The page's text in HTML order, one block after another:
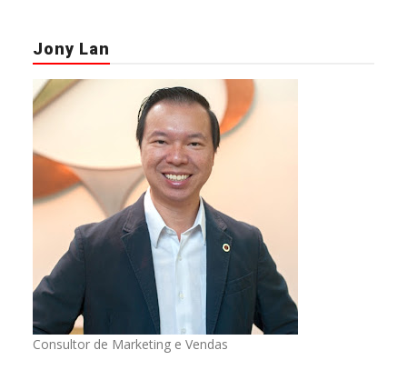
Jony Lan
Consultor de Marketing e Vendas